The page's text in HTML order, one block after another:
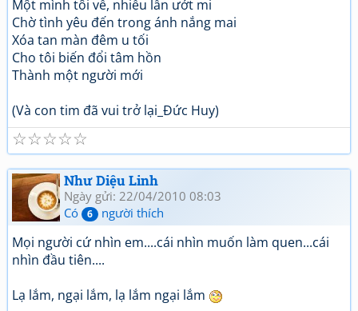
Một mình tôi về, nhiều lần ướt mi
Chờ tình yêu đến trong ánh nắng mai
Xóa tan màn đêm u tối
Cho tôi biến đổi tâm hồn
Thành một người mới
(Và con tim đã vui trở lại_Đức Huy)
☆
☆
☆
☆
☆
Như Diệu Linh
Ngày gửi: 22/04/2010 08:03
Có
6 người thích
Mọi người cứ nhìn em....cái nhìn muốn làm quen...cái
nhìn đầu tiên....
Lạ lắm, ngại lắm, lạ lắm ngại lắm